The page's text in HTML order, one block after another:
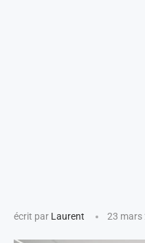
écrit par Laurent 23 mars